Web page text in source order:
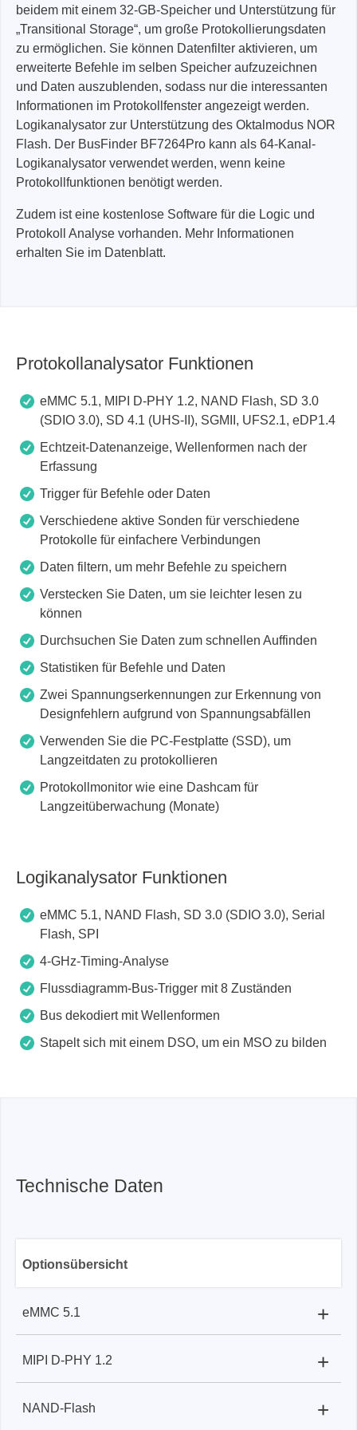
beidem mit einem 32-GB-Speicher und Unterstützung für
„Transitional Storage“, um große Protokollierungsdaten
zu ermöglichen. Sie können Datenfilter aktivieren, um
erweiterte Befehle im selben Speicher aufzuzeichnen
und Daten auszublenden, sodass nur die interessanten
Informationen im Protokollfenster angezeigt werden.
Logikanalysator zur Unterstützung des Oktalmodus NOR
Flash. Der BusFinder BF7264Pro kann als 64-Kanal-
Logikanalysator verwendet werden, wenn keine
Protokollfunktionen benötigt werden.
Zudem ist eine kostenlose Software für die Logic und
Protokoll Analyse vorhanden. Mehr Informationen
erhalten Sie im Datenblatt.
Protokollanalysator Funktionen
eMMC 5.1, MIPI D-PHY 1.2, NAND Flash, SD 3.0
(SDIO 3.0), SD 4.1 (UHS-II), SGMII, UFS2.1, eDP1.4
Echtzeit-Datenanzeige, Wellenformen nach der
Erfassung
Trigger für Befehle oder Daten
Verschiedene aktive Sonden für verschiedene
Protokolle für einfachere Verbindungen
Daten filtern, um mehr Befehle zu speichern
Verstecken Sie Daten, um sie leichter lesen zu
können
Durchsuchen Sie Daten zum schnellen Auffinden
Statistiken für Befehle und Daten
Zwei Spannungserkennungen zur Erkennung von
Designfehlern aufgrund von Spannungsabfällen
Verwenden Sie die PC-Festplatte (SSD), um
Langzeitdaten zu protokollieren
Protokollmonitor wie eine Dashcam für
Langzeitüberwachung (Monate)
Logikanalysator Funktionen
eMMC 5.1, NAND Flash, SD 3.0 (SDIO 3.0), Serial
Flash, SPI
4-GHz-Timing-Analyse
Flussdiagramm-Bus-Trigger mit 8 Zuständen
Bus dekodiert mit Wellenformen
Stapelt sich mit einem DSO, um ein MSO zu bilden
Technische Daten
Optionsübersicht
BF7264BPro
eMMC 5.1
BF7264BPro: Fliegendes Anschlusskabel / Greifer
+
MIPI D-PHY 1.2
BF7264BPro:
+
NAND-Flash +